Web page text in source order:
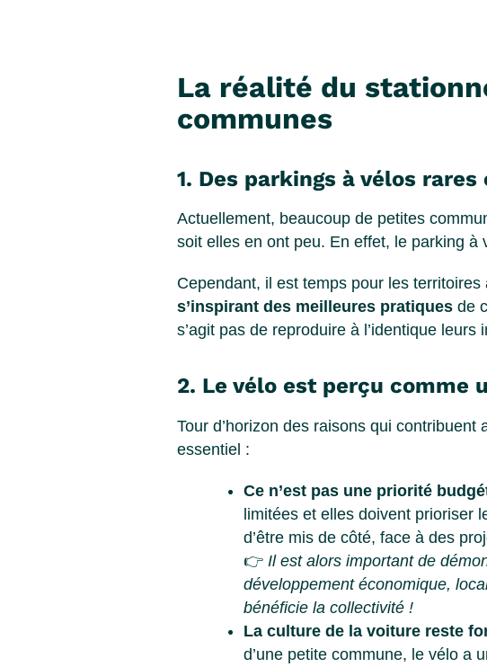
La réalité du
communes
1. Des parkings à vélos
Actuellement, beaucoup de petites
soit elles en ont peu. En effet, le parking à
Cependant, il est temps pour les
s’inspirant des meilleures pratiques de
s’agit pas de reproduire à l’identique
2. Le vélo est perçu comme
Tour d’horizon des raisons qui
essentiel :
Ce n’est pas une priorité
limitées et elles doivent prioriser
d’être mis de côté, face à des
👉 Il est alors important de
développement économique,
bénéficie la collectivité !
La culture de la voiture reste
d’une petite commune, le vélo a